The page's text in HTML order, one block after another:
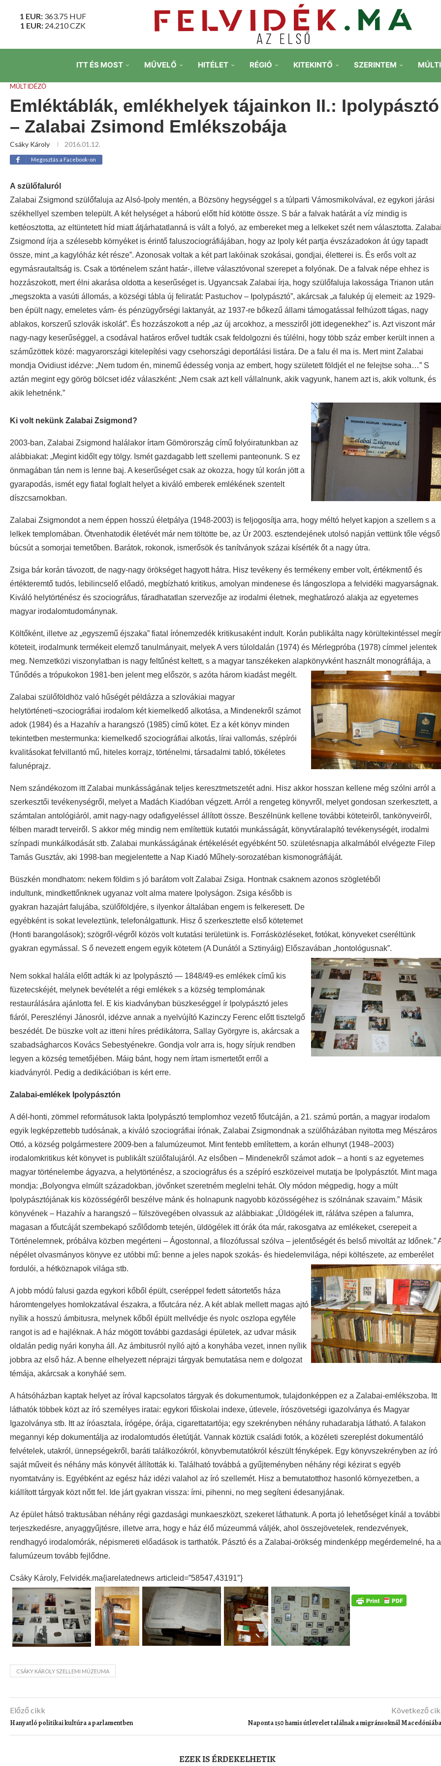
1 EUR: 363.75 HUF
1 EUR: 24.210CZK
ITT ÉS MOST MŰVELŐ HITÉLET RÉGIÓ KITEKINTŐ SZERINTEM
MÚLTIDÉZŐ
Emléktáblák, emlékhelyek tájainkon II.: Ipolypásztó
– Zalabai Zsimond Emlékszobája
Csáky Károly 2016.01.12.
Megosztás a Facebook-on
A szülőfaluról
Zalabai Zsigmond szülőfaluja az Alsó-Ipoly mentén, a Bözsöny hegységgel s a túlparti Vámosmikolvával, ez egykori járási
székhellyel szemben települt. A két helységet a háború előtt híd kötötte össze. S bár a falvak határát a víz mindig is
kettéosztotta, az eltüntetett híd miatt átjárhatatlanná is vált a folyó, az embereket meg a lelkeket szét nem választotta.
Zsigmond írja a szélesebb környéket is érintő faluszociográfiájában, hogy az Ipoly két partja évszázadokon át úgy tapadt
össze, mint „a kagylóház két része”. Azonosak voltak a két part lakóinak szokásai, gondjai, életterei is. És erős volt az
egymásrautaltság is. Csak a történelem szánt határ-, illetve választóvonal szerepet a folyónak. De a falvak népe ehhez is
hozzászokott, mert élni akarása oldotta a keserűséget is. Ugyancsak Zalabai írja, hogy szülőfaluja lakossága Trianon után
„megszokta a vasúti állomás, a községi tábla új feliratát: Pastuchov – Ipolypásztó”, akárcsak „a falukép új elemeit: az 1929-
ben épült nagy, emeletes vám- és pénzügyőrségi laktanyát, az 1937-re bőkezű állami támogatással felhúzott tágas, nagy
ablakos, korszerű szlovák iskolát”. És hozzászokott a nép „az új arcokhoz, a messziről jött idegenekhez” is. Azt viszont már
nagy-nagy keserűséggel, a csodával határos erővel tudták csak feldolgozni és túlélni, hogy több száz ember került innen a
száműzöttek közé: magyarországi kitelepítési vagy csehországi deportálási listára. De a falu él ma is. Mert mint Zalabai
mondja Ovidiust idézve: „Nem tudom én, minemű édesség vonja az embert, hogy született földjét el ne felejtse soha…” S
aztán megint egy görög bölcset idéz válaszként: „Nem csak azt kell vállalnunk, akik vagyunk, hanem azt is, akik voltunk, és
akik lehetnénk.”
Ki volt nekünk Zalabai Zsigmond?
2003-ban, Zalabai Zsigmond halálakor írtam Gömörország című folyóiratunkban az
alábbiakat: „Megint kidőlt egy tölgy. Ismét gazdagabb lett szellemi panteonunk. S ez
önmagában tán nem is lenne baj. A keserűséget csak az okozza, hogy túl korán jött a
gyarapodás, ismét egy fiatal foglalt helyet a kiváló emberek emlékének szentelt
díszcsarnokban.
Zalabai Zsigmondot a nem éppen hosszú életpálya (1948-2003) is feljogosítja arra, hogy méltó helyet kapjon a szellem s a
lelkek templomában. Ötvenhatodik életévét már nem töltötte be, az Úr 2003. esztendejének utolsó napján vettünk tőle végső
búcsút a somorjai temetőben. Barátok, rokonok, ismerősök és tanítványok százai kísérték őt a nagy útra.
Zsiga bár korán távozott, de nagy-nagy örökséget hagyott hátra. Hisz tevékeny és termékeny ember volt, értékmentő és
értékteremtő tudós, lebilincselő előadó, megbízható kritikus, amolyan mindenese és lángoszlopa a felvidéki magyarságnak.
Kiváló helytörténész és szociográfus, fáradhatatlan szervezője az irodalmi életnek, meghatározó alakja az egyetemes
magyar irodalomtudománynak.
Költőként, illetve az „egyszemű éjszaka” fiatal írónemzedék kritikusaként indult. Korán publikálta nagy körültekintéssel
köteteit, irodalmunk termékeit elemző tanulmányait, melyek A vers túloldalán (1974) és Mérlegpróba (1978) címmel jelentek
meg. Nemzetközi viszonylatban is nagy feltűnést keltett, s a magyar tanszékeken alapkönyvként használt monográfiája, a
Tűnődés a trópukokon 1981-ben jelent meg először, s azóta három kiadást megélt.
Zalabai szülőföldhöz való hűségét példázza a szlovákiai magyar
helytörténeti¬szociográfiai irodalom két kiemelkedő alkotása, a Mindenekről számot
adok (1984) és a Hazahív a harangszó (1985) című kötet. Ez a két könyv minden
tekintetben mestermunka: kiemelkedő szociográfiai alkotás, lírai vallomás, szépírói
kvalitásokat felvillantó mű, hiteles korrajz, történelmi, társadalmi tabló, tökéletes
falunéprajz.
Nem szándékozom itt Zalabai munkásságának teljes keresztmetszetét adni. Hisz akkor hosszan kellene még szólni arról a
szerkesztői tevékenységről, melyet a Madách Kiadóban végzett. Arról a rengeteg könyvről, melyet gondosan szerkesztett, a
számtalan antológiáról, amit nagy-nagy odafigyeléssel állított össze. Beszélnünk kellene további köteteiről, tankönyveiről,
félben maradt terveiről. S akkor még mindig nem említettük kutatói munkásságát, könyvtáralapító tevékenységét, irodalmi
színpadi munkálkodását stb. Zalabai munkásságának értékelését egyébként 50. születésnapja alkalmából elvégezte Filep
Tamás Gusztáv, aki 1998-ban megjelentette a Nap Kiadó Műhely-sorozatéban kismonográfiáját.
Büszkén mondhatom: nekem földim s jó barátom volt Zalabai Zsiga. Hontnak csaknem azonos szögletéből
indultunk, mindkettőnknek ugyanaz volt alma matere Ipolyságon. Zsiga később is
gyakran hazajárt falujába, szülőföldjére, s ilyenkor általában engem is felkeresett. De
egyébként is sokat leveleztünk, telefonálgattunk. Hisz ő szerkesztette első kötetemet
(Honti barangolások); szögről-végről közös volt kutatási területünk is. Forrásközléseket, fotókat, könyveket cseréltünk
gyakran egymással. S ő nevezett engem egyik kötetem (A Dunától a Sztinyáig) Előszavában „hontológusnak”.
Nem sokkal halála előtt adták ki az Ipolypásztó — 1848/49-es emlékek című kis
füzetecskéjét, melynek bevételét a régi emlékek s a község templomának
restaurálására ajánlotta fel. E kis kiadványban büszkeséggel ír Ipolypásztó jeles
fiáról, Pereszlényi Jánosról, idézve annak a nyelvújító Kazinczy Ferenc előtt tisztelgő
beszédét. De büszke volt az itteni híres prédikátorra, Sallay Györgyre is, akárcsak a
szabadságharcos Kovács Sebestyénekre. Gondja volr arra is, hogy sírjuk rendben
legyen a község temetőjében. Máig bánt, hogy nem írtam ismertetőt erről a
kiadványról. Pedig a dedikációban is kért erre.
Zalabai-emlékek Ipolypásztón
A dél-honti, zömmel reformátusok lakta Ipolypásztó templomhoz vezető főutcáján, a 21. számú portán, a magyar irodalom
egyik legképzettebb tudósának, a kiváló szociográfiai írónak, Zalabai Zsigmondnak a szülőházában nyitotta meg Mészáros
Ottó, a község polgármestere 2009-ben a falumúzeumot. Mint fentebb említettem, a korán elhunyt (1948–2003)
irodalomkritikus két könyvet is publikált szülőfalujáról. Az elsőben – Mindenekről számot adok – a honti s az egyetemes
magyar történelembe ágyazva, a helytörténész, a szociográfus és a szépíró eszközeivel mutatja be Ipolypásztót. Mint maga
mondja: „Bolyongva elmúlt századokban, jövőnket szeretném meglelni tehát. Oly módon mégpedig, hogy a múlt
Ipolypásztójának kis közösségéről beszélve mánk és holnapunk nagyobb közösségéhez is szólnának szavaim.” Másik
könyvének – Hazahív a harangszó – fülszövegében olvassuk az alábbiakat: „Üldögélek itt, rálátva szépen a falumra,
magasan a főutcáját szembekapó szőlődomb tetején, üldögélek itt órák óta már, rakosgatva az emlékeket, cserepeit a
Történelemnek, próbálva közben megérteni – Ágostonnal, a filozófussal szólva – jelentőségét és belső mivoltát az Időnek.”
népélet olvasmányos könyve ez utóbbi mű: benne a jeles napok szokás- és hiedelemvilága, népi költészete, az emberélet
fordulói, a hétköznapok világa stb.
A jobb módú falusi gazda egykori kőből épült, cseréppel fedett sátortetős háza
háromtengelyes homlokzatával északra, a főutcára néz. A két ablak mellett magas ajtó
nyílik a hosszú ámbitusra, melynek kőből épült mellvédje és nyolc oszlopa egyféle
rangot is ad e hajléknak. A ház mögött további gazdasági épületek, az udvar másik
oldalán pedig nyári konyha áll. Az ámbitusról nyíló ajtó a konyhába vezet, innen nyílik
jobbra az első ház. A benne elhelyezett néprajzi tárgyak bemutatása nem e dolgozat
témája, akárcsak a konyháé sem.
A hátsóházban kaptak helyet az íróval kapcsolatos tárgyak és dokumentumok, tulajdonképpen ez a Zalabai-emlékszoba. Itt
láthatók többek közt az író személyes iratai: egykori főiskolai indexe, útlevele, írószövetségi igazolványa és Magyar
Igazolványa stb. Itt az íróasztala, írógépe, órája, cigarettatartója; egy szekrényben néhány ruhadarabja látható. A falakon
megannyi kép dokumentálja az irodalomtudós életútját. Vannak köztük családi fotók, a közéleti szereplést dokumentáló
felvételek, utakról, ünnepségekről, baráti találkozókról, könyvbemutatókról készült fényképek. Egy könyvszekrényben az író
saját műveit és néhány más könyvét állították ki. Található továbbá a gyűjteményben néhány régi kézirat s egyéb
nyomtatvány is. Egyébként az egész ház idézi valahol az író szellemét. Hisz a bemutatotthoz hasonló környezetben, a
kiállított tárgyak közt nőtt fel. Ide járt gyakran vissza: írni, pihenni, no meg segíteni édesanyjának.
Az épület hátsó traktusában néhány régi gazdasági munkaeszközt, szekeret láthatunk. A porta jó lehetőséget kínál a további
terjeszkedésre, anyaggyűjtésre, illetve arra, hogy e ház élő múzeummá váljék, ahol összejövetelek, rendezvények,
rendhagyó irodalomórák, népismereti előadások is tarthatók. Pásztó és a Zalabai-örökség mindenképp megérdemelné, ha a
falumúzeum tovább fejlődne.
Csáky Károly, Felvidék.ma{iarelatednews articleid=”58547,43191″}
CSÁKY KÁROLY SZELLEMI MÚZEUMA
Előző cikk
Hanyatló politikai kultúra a parlamentben
Következő
Naponta 150 hamis útlevelet találnak a migránsoknál
EZEK IS ÉRDEKELHETIK